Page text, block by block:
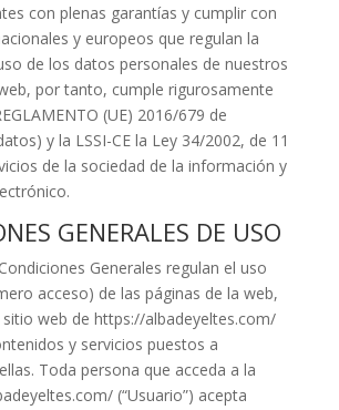
con plenas garantías y cumplir con
y europeos que regulan la
de los datos personales de nuestros
por tanto, cumple rigurosamente
(UE) 2016/679 de
y la LSSI-CE la Ley 34/2002, de 11
de la sociedad de la información y
GENERALES DE USO
Generales regulan el uso
acceso) de las páginas de la web,
web de https://albadeyeltes.com/
y servicios puestos a
Toda persona que acceda a la
(“Usuario”) acepta